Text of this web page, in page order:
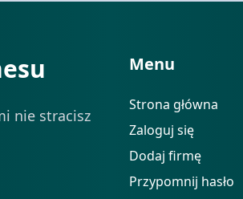
nie stracisz
Menu
Strona główna
Zaloguj się
Dodaj firmę
Przypomnij hasło